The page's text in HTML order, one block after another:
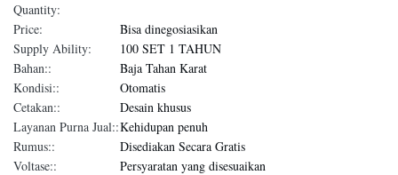
Quantity:
Price:
Bisa dinegosiasikan
Supply Ability:
100 SET 1 TAHUN
Bahan::
Baja Tahan Karat
Kondisi::
Otomatis
Cetakan::
Desain khusus
Layanan Purna Jual::Kehidupan penuh
Rumus::
Disediakan Secara Gratis
Voltase::
Persyaratan yang disesuaikan